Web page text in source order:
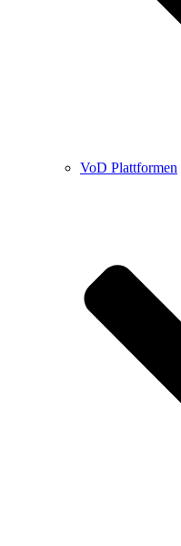
VoD Plattformen